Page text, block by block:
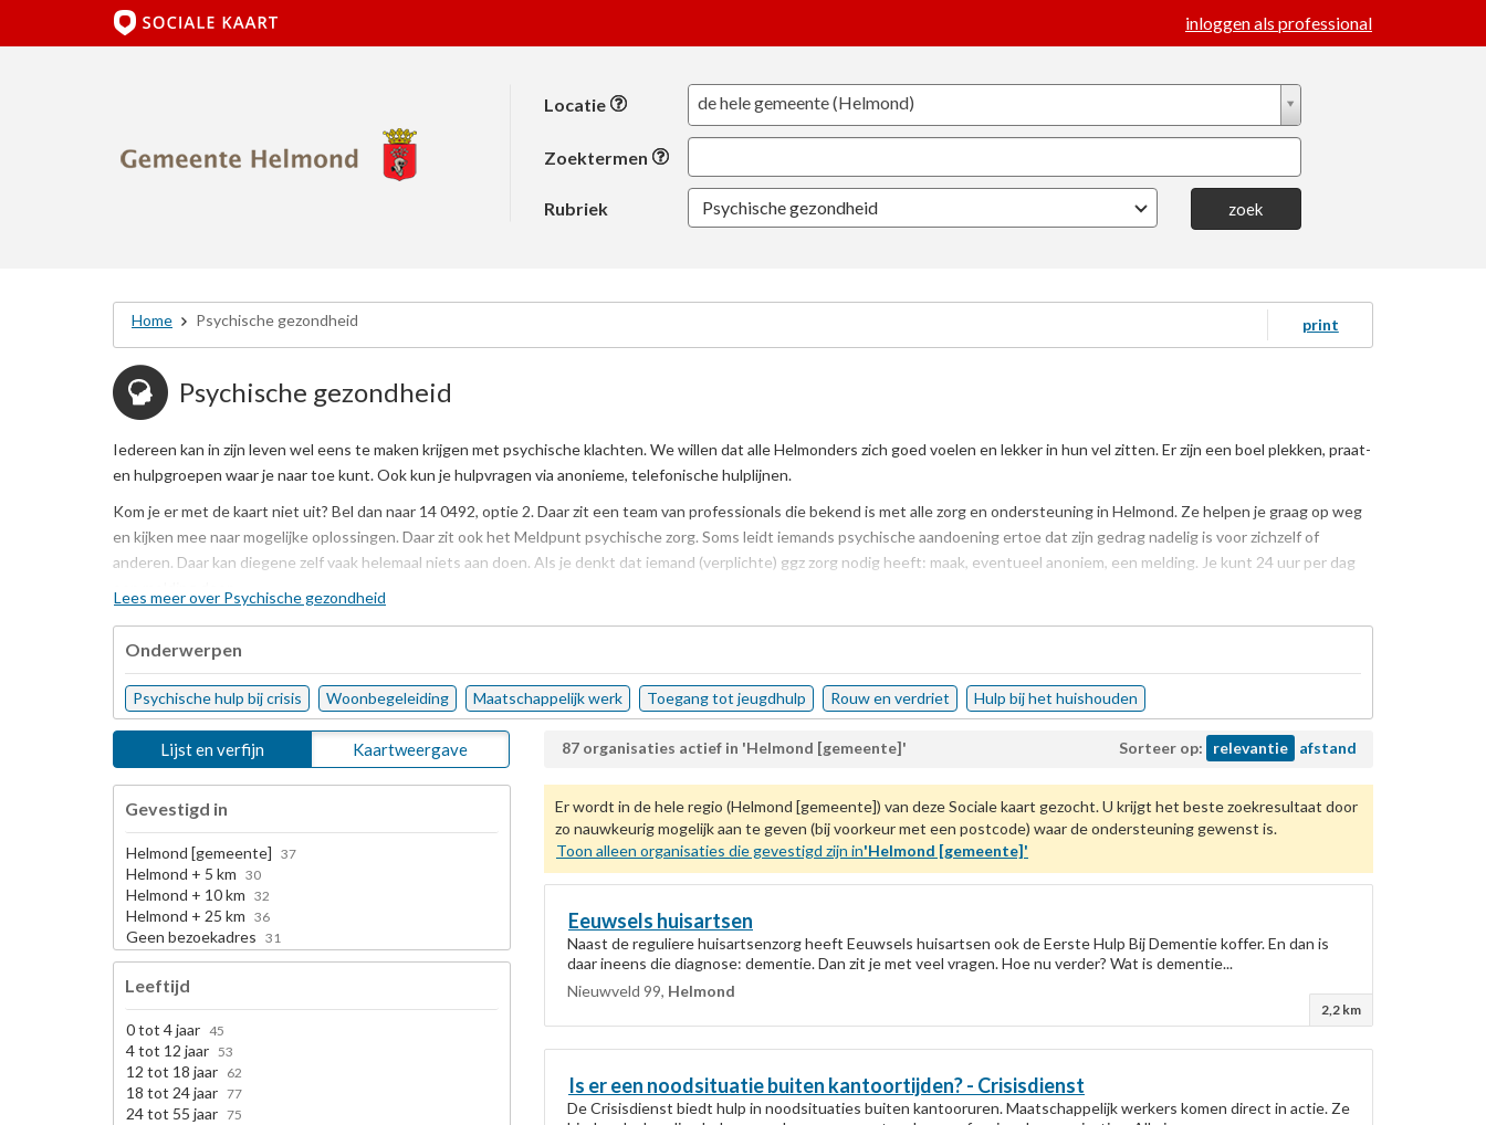
inloggen als professional
Locatie de hele gemeente (Helmond)
Locatie
Zoektermen
Rubriek Psychische gezondheid zoek
Home Psychische gezondheid print
Psychische gezondheid
Iedereen kan in zijn leven wel eens te maken krijgen met psychische klachten. We willen dat alle Helmonders zich goed voelen en lekker in hun vel zitten. Er zijn een boel plekken, praat-
en hulpgroepen waar je naar toe kunt. Ook kun je hulpvragen via anonieme, telefonische hulplijnen.
Kom je er met de kaart niet uit? Bel dan naar 14 0492, optie 2. Daar zit een team van professionals die bekend is met alle zorg en ondersteuning in Helmond. Ze helpen je graag op weg
en kijken mee naar mogelijke oplossingen. Daar zit ook het Meldpunt psychische zorg. Soms leidt iemands psychische aandoening ertoe dat zijn gedrag nadelig is voor zichzelf of
anderen. Daar kan diegene zelf vaak helemaal niets aan doen. Als je denkt dat iemand (verplichte) ggz zorg nodig heeft: maak, eventueel anoniem, een melding. Je kunt 24 uur per dag
Lees meer over Psychische gezondheid
Onderwerpen
Psychische hulp bij crisis Woonbegeleiding Maatschappelijk werk Toegang tot jeugdhulp Rouw en verdriet Hulp bij het huishouden
Lijst en verfijn Kaartweergave 87 organisaties actief in 'Helmond [gemeente]' Sorteer op: relevantie afstand
Er wordt in de hele regio (Helmond [gemeente]) van deze Sociale kaart gezocht. U krijgt het beste zoekresultaat door
zo nauwkeurig mogelijk aan te geven (bij voorkeur met een postcode) waar de ondersteuning gewenst is.
Toon alleen organisaties die gevestigd zijn in'Helmond [gemeente]'
Eeuwsels huisartsen
Naast de reguliere huisartsenzorg heeft Eeuwsels huisartsen ook de Eerste Hulp Bij Dementie koffer. En dan is
daar ineens die diagnose: dementie. Dan zit je met veel vragen. Hoe nu verder? Wat is dementie...
Nieuwveld 99, Helmond
2,2 km
Is er een noodsituatie buiten kantoortijden? - Crisisdienst
De Crisisdienst biedt hulp in noodsituaties buiten kantooruren. Maatschappelijk werkers komen direct in actie. Ze
Gevestigd in
Helmond [gemeente] 37
Helmond + 5 km 30
Helmond + 10 km 32
Helmond + 25 km 36
Geen bezoekadres 31
Leeftijd
0 tot 4 jaar 45
4 tot 12 jaar 53
12 tot 18 jaar 62
18 tot 24 jaar 77
24 tot 55 jaar 75